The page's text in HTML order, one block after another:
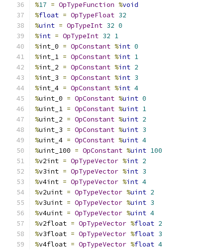
%17 = OpTypeFunction %void
%float = OpTypeFloat 32
%uint = OpTypeInt 32 0
%int = OpTypeInt 32 1
%int_0 = OpConstant %int 0
%int_1 = OpConstant %int 1
%int_2 = OpConstant %int 2
%int_3 = OpConstant %int 3
%int_4 = OpConstant %int 4
%uint_0 = OpConstant %uint 0
%uint_1 = OpConstant %uint 1
%uint_2 = OpConstant %uint 2
%uint_3 = OpConstant %uint 3
%uint_4 = OpConstant %uint 4
%uint_100 = OpConstant %uint 100
%v2int = OpTypeVector %int 2
%v3int = OpTypeVector %int 3
%v4int = OpTypeVector %int 4
%v2uint = OpTypeVector %uint 2
%v3uint = OpTypeVector %uint 3
%v4uint = OpTypeVector %uint 4
%v2float = OpTypeVector %float 2
%v3float = OpTypeVector %float 3
%v4float = OpTypeVector %float 4